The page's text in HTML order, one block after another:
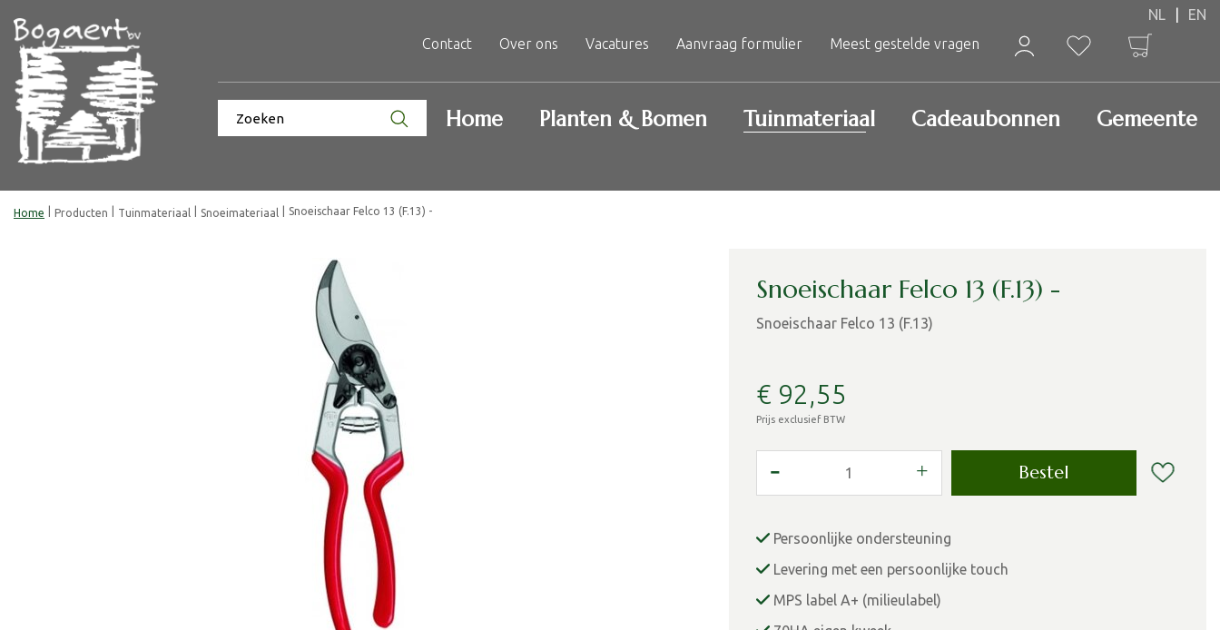
naar
content
Home Producten Tuinmateriaal Snoeimateriaal Snoeischaar Felco 13 (F.13) -
Contact Over ons Vacatures Aanvraag formulier Meest gestelde vragen
Home Planten & Bomen Tuinmateriaal Cadeaubonnen Gemeente
Snoeischaar Felco 13 (F.13) -
Snoeischaar Felco 13 (F.13)
€ 92,55
Prijs exclusief BTW
Persoonlijke ondersteuning
Levering met een persoonlijke touch
MPS label A+ (milieulabel)